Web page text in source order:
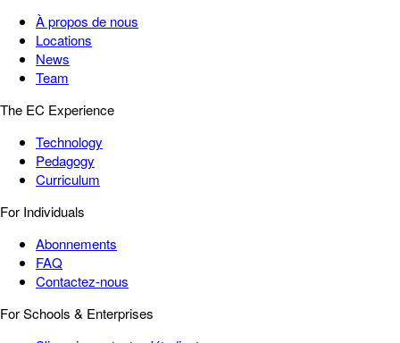
À propos de nous
Locations
News
Team
The EC Experience
Technology
Pedagogy
Curriculum
For Individuals
Abonnements
FAQ
Contactez-nous
For Schools & Enterprises